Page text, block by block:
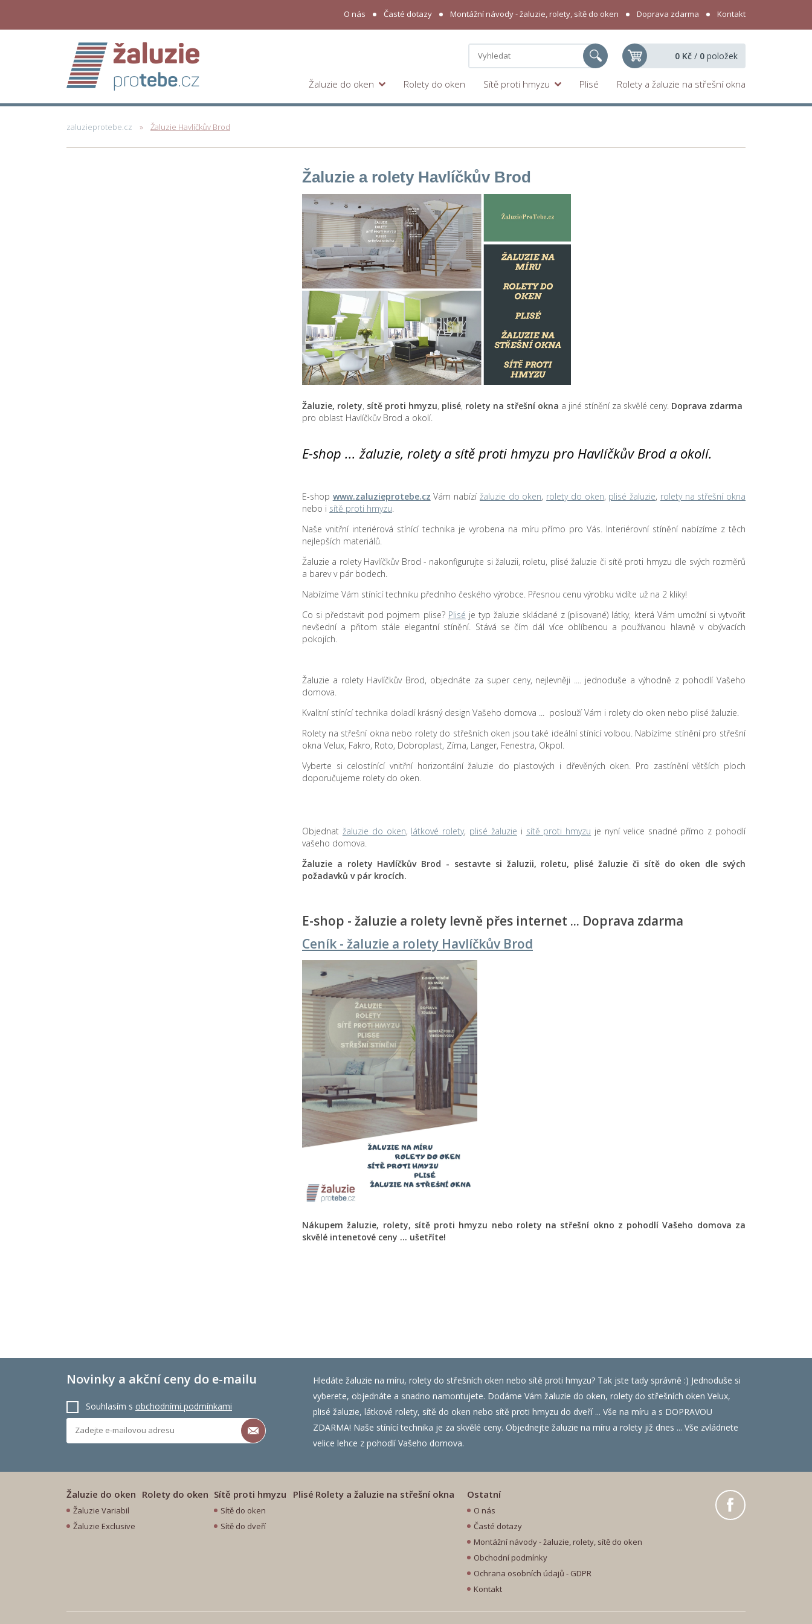
O nás Časté dotazy Montážní návody - žaluzie, rolety, sítě do oken Doprava zdarma Kontakt
0 Kč / 0 položek
Žaluzie do oken Rolety do oken Sítě proti hmyzu Plisé Rolety a žaluzie na střešní okna
zaluzieprotebe.cz Žaluzie Havlíčkův Brod
Žaluzie a rolety Havlíčkův Brod
Žaluzie, rolety, sítě proti hmyzu, plisé, rolety na střešní okna a jiné stínění za skvělé ceny. Doprava zdarma
pro oblast Havlíčkův Brod a okolí.
E-shop ... žaluzie, rolety a sítě proti hmyzu pro Havlíčkův Brod a okolí.
E-shop www.zaluzieprotebe.cz Vám nabízí žaluzie do oken, rolety do oken, plisé žaluzie, rolety na střešní okna
nebo i sítě proti hmyzu.
Naše vnitřní interiérová stínící technika je vyrobena na míru přímo pro Vás. Interiérovní stínění nabízíme z těch
nejlepších materiálů.
Žaluzie a rolety Havlíčkův Brod - nakonfigurujte si žaluzii, roletu, plisé žaluzie či sítě proti hmyzu dle svých rozměrů
a barev v pár bodech.
Nabízíme Vám stínící techniku předního českého výrobce. Přesnou cenu výrobku vidíte už na 2 kliky!
Co si představit pod pojmem plise? Plisé je typ žaluzie skládané z (plisované) látky, která Vám umožní si vytvořit
nevšední a přitom stále elegantní stínění. Stává se čím dál více oblíbenou a používanou hlavně v obývacích
pokojích.
Žaluzie a rolety Havlíčkův Brod, objednáte za super ceny, nejlevněji .... jednoduše a výhodně z pohodlí Vašeho
domova.
Kvalitní stínící technika doladí krásný design Vašeho domova ... poslouží Vám i rolety do oken nebo plisé žaluzie.
Rolety na střešní okna nebo rolety do střešních oken jsou také ideální stínící volbou. Nabízíme stínění pro střešní
okna Velux, Fakro, Roto, Dobroplast, Zíma, Langer, Fenestra, Okpol.
Vyberte si celostínící vnitřní horizontální žaluzie do plastových i dřevěných oken. Pro zastínění větších ploch
doporučujeme rolety do oken.
Objednat žaluzie do oken, látkové rolety, plisé žaluzie i sítě proti hmyzu je nyní velice snadné přímo z pohodlí
vašeho domova.
Žaluzie a rolety Havlíčkův Brod - sestavte si žaluzii, roletu, plisé žaluzie či sítě do oken dle svých
požadavků v pár krocích.
E-shop - žaluzie a rolety levně přes internet ... Doprava zdarma
Ceník - žaluzie a rolety Havlíčkův Brod
Nákupem žaluzie, rolety, sítě proti hmyzu nebo rolety na střešní okno z pohodlí Vašeho domova za
skvělé intenetové ceny ... ušetříte!
Novinky a akční ceny do e-mailu
Souhlasím s obchodními podmínkami
Hledáte žaluzie na míru, rolety do střešních oken nebo sítě proti hmyzu? Tak jste tady správně :) Jednoduše si
vyberete, objednáte a snadno namontujete. Dodáme Vám žaluzie do oken, rolety do střešních oken Velux,
plisé žaluzie, látkové rolety, sítě do oken nebo sítě proti hmyzu do dveří ... Vše na míru a s DOPRAVOU
ZDARMA! Naše stínící technika je za skvělé ceny. Objednejte žaluzie na míru a rolety již dnes ... Vše zvládnete
velice lehce z pohodlí Vašeho domova.
Žaluzie do oken
Žaluzie Variabil
Žaluzie Exclusive
Rolety do oken Sítě proti hmyzu
Sítě do oken
Sítě do dveří
Plisé Rolety a žaluzie na střešní okna Ostatní
O nás
Časté dotazy
Montážní návody - žaluzie, rolety, sítě do oken
Obchodní podmínky
Ochrana osobních údajů - GDPR
Kontakt